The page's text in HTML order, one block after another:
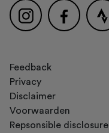
Feedback
Privacy
Disclaimer
Voorwaarden
Repsonsible disclosure